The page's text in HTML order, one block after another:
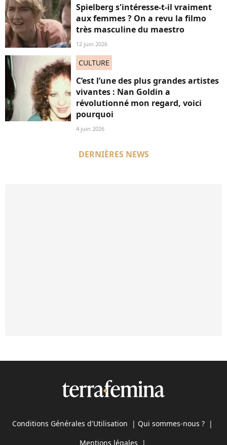
Spielberg s'intéresse-t-il vraiment
aux femmes ? On a revu la filmo
très masculine du maestro
12 juin 2026
CULTURE
C’est l’une des plus grandes artistes
vivantes : Nan Goldin a
révolutionné mon regard, voici
pourquoi
4 juin 2026
DERNIÈRES NEWS
Conditions Générales d'Utilisation | Qui sommes-nous ? |
Mentions légales |